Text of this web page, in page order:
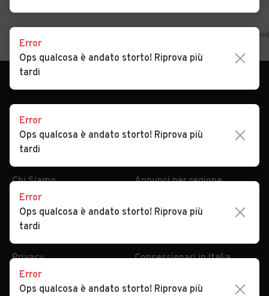
Auto usate in
Chi Siamo
Serve aiuto?
Dati identificativi
Privacy
Impostazioni Privacy
Annunci per regione
Tutte le auto usate
Concessionari in Italia
Error
Ops qualcosa è andato storto! Riprova più
tardi
Error
Ops qualcosa è andato storto! Riprova più
tardi
Error
Ops qualcosa è andato storto! Riprova più
tardi
Error
Ops qualcosa è andato storto! Riprova più